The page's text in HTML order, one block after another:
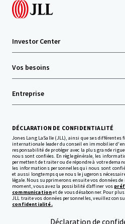
Investor Center
Vos besoins
Entreprise
DÉCLARATION DE CONFIDENTIALITÉ
Jones Lang LaSalle (JLL), ainsi que ses
internationale leader du conseil en immobilier
responsabilité de protéger avec la plus grande
nous sont confiées. En règle générale, les
permettent de traiter ou de répondre à votre
les informations personnelles qui nous sont
et aussi longtemps que nous le jugerons
légale. Nous supprimerons ensuite vos données
moment, vous avez la possibilité d’affiner vos
communicationet de vous désabonner. Pour
JLL traite vos données personnelles, veuillez
confidentialité.
Déclaration de